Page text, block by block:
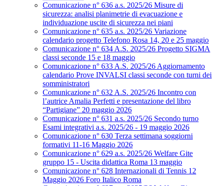
Comunicazione n° 636 a.s. 2025/26 Misure di
sicurezza: analisi planimetrie di evacuazione e
individuazione uscite di sicurezza nei piani
Comunicazione n° 635 a.s. 2025/26 Variazione
calendario progetto Telefono Rosa 14, 20 e 25 maggio
Comunicazione n° 634 A.S. 2025/26 Progetto SIGMA
classi seconde 15 e 18 maggio
Comunicazione n° 633 A.S. 2025/26 Aggiornamento
calendario Prove INVALSI classi seconde con turni dei
somministratori
Comunicazione n° 632 A.S. 2025/26 Incontro con
l’autrice Amalia Perfetti e presentazione del libro
“Partigiane” 20 maggio 2026
Comunicazione n° 631 a.s. 2025/26 Secondo turno
Esami integrativi a.s. 2025/26 - 19 maggio 2026
Comunicazione n° 630 Terza settimana soggiorni
formativi 11-16 Maggio 2026
Comunicazione n° 629 a.s. 2025/26 Welfare Gite
gruppo 15 - Uscita didattica Roma 13 maggio
Comunicazione n° 628 Internazionali di Tennis 12
Maggio 2026 Foro Italico Roma